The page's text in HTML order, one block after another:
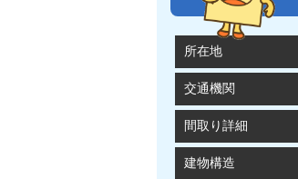
所在地
交通機関
間取り詳細
建物構造